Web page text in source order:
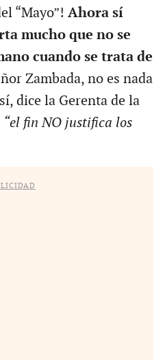
“Mayo”! Ahora sí
mucho que no se
cuando se trata de
Zambada, no es nada
dice la Gerenta de la
“el fin NO justifica los